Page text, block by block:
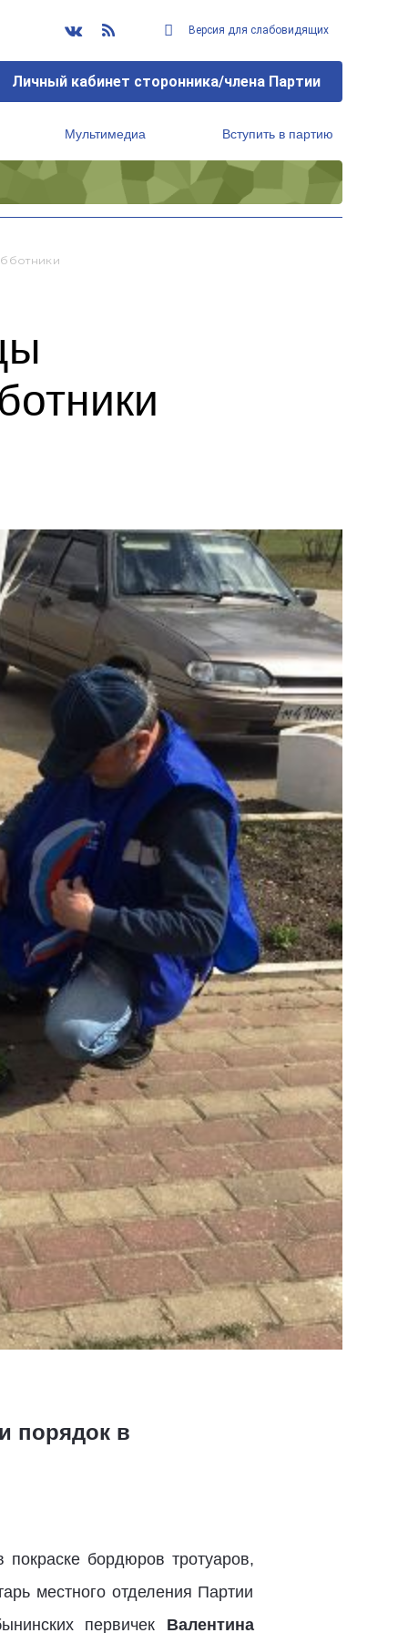
Версия для слабовидящих
Личный кабинет сторонника/члена Партии
Мультимедиа Вступить в партию
порядок в
бордюров тротуаров,
местного отделения Партии
первичек Валентина